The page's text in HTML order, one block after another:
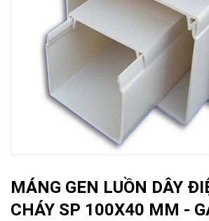
MÁNG GEN LUỒN DÂY
CHÁY SP 100X40 MM -